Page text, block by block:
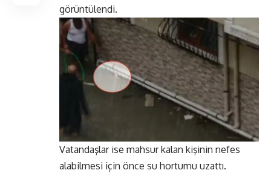
görüntülendi.
Vatandaşlar ise mahsur kalan kişinin nefes
alabilmesi için önce su hortumu uzattı.